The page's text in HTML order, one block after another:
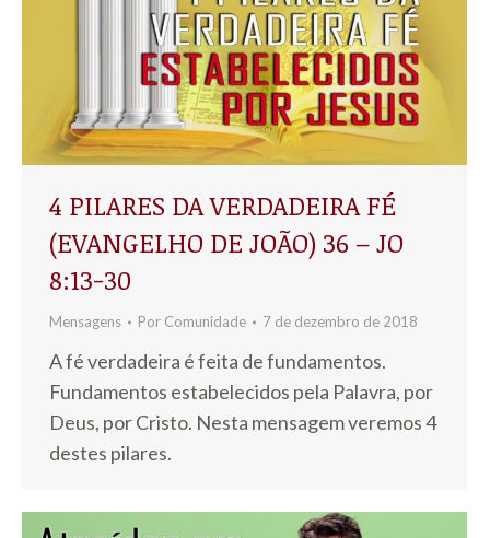
4 PILARES DA VERDADEIRA FÉ
(EVANGELHO DE JOÃO) 36 – JO
8:13-30
Mensagens Por Comunidade 7 de dezembro de 2018
A fé verdadeira é feita de fundamentos.
Fundamentos estabelecidos pela Palavra, por
Deus, por Cristo. Nesta mensagem veremos 4
destes pilares.